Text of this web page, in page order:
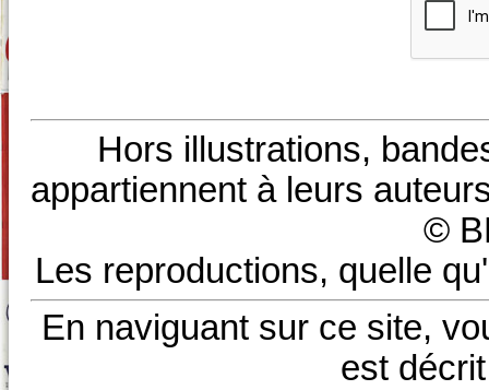
Hors illustrations,
appartiennent à leurs
©
Les reproductions, quelle
En naviguant sur ce site,
est